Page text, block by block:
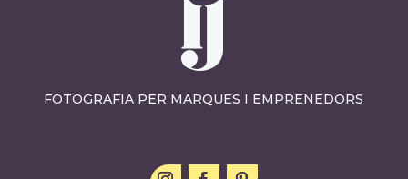
FOTOGRAFIA PER MARQUES I EMPRENEDORS